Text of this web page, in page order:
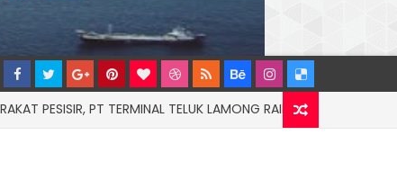
PT TERMINAL TELUK LAMONG RAIH PENGHARGAAN